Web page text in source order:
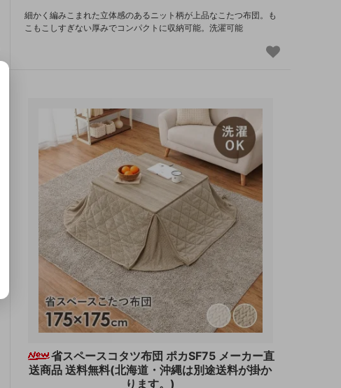
細かく編みこまれた立体感のあるニット柄が上品なこたつ布団。も
こもこしすぎない厚みでコンパクトに収納可能。洗濯可能
省スペースコタツ布団 ポカSF75 メーカー直
送商品 送料無料(北海道・沖縄は別途送料が掛か
ります。)